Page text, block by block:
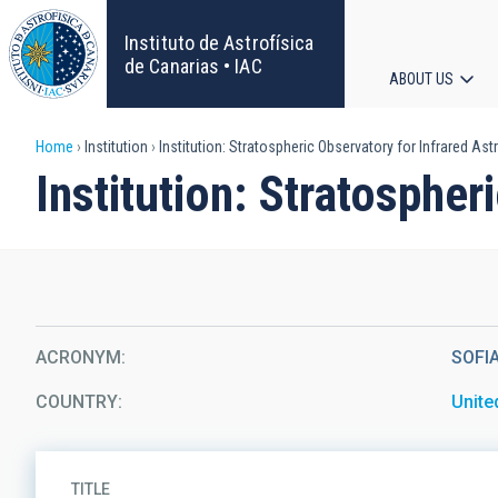
Skip
to
main
content
Instituto de Astrofísica
de Canarias • IAC
ABOUT US
Breadcrumb
Home Institution Institution: Stratospheric Observatory for Infrared
Institution:
ACRONYM
COUNTRY
TITLE